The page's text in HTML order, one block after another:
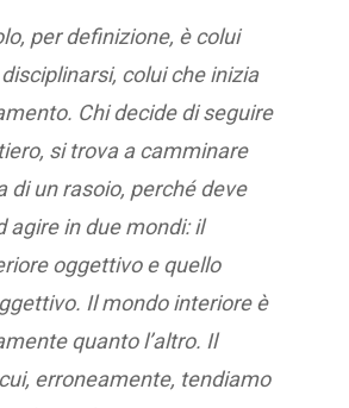
per definizione, è colui
colui che inizia
Chi decide di seguire
si trova a camminare
di un rasoio, perché deve
agire in due mondi: il
oggettivo e quello
Il mondo interiore è
quanto l’altro. Il
erroneamente, tendiamo